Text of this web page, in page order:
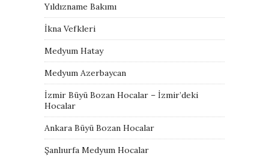
Yıldızname Bakımı
İkna Vefkleri
Medyum Hatay
Medyum Azerbaycan
İzmir Büyü Bozan Hocalar – İzmir’deki
Hocalar
Ankara Büyü Bozan Hocalar
Şanlıurfa Medyum Hocalar